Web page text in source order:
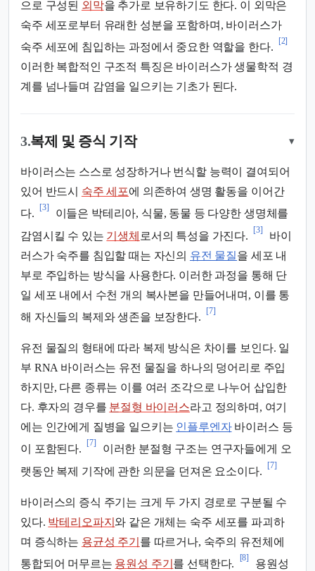
으로 구성된 외막을 추가로 보유하기도 한다. 이 외막은
숙주 세포로부터 유래한 성분을 포함하며, 바이러스가
숙주 세포에 침입하는 과정에서 중요한 역할을 한다.
[2]
이러한 복합적인 구조적 특징은 바이러스가 생물학적 경
계를 넘나들며 감염을 일으키는 기초가 된다.
3.복제 및 증식 기작 ▾
바이러스는 스스로 성장하거나 번식할 능력이 결여되어
있어 반드시 숙주 세포에 의존하여 생명 활동을 이어간
다.
[3]
이들은 박테리아, 식물, 동물 등 다양한 생명체를
감염시킬 수 있는 기생체 로서의 특성을 가진다.
[3]
바이
러스가 숙주를 침입할 때는 자신의 유전 물질을 세포 내
부로 주입하는 방식을 사용한다. 이러한 과정을 통해 단
일 세포 내에서 수천 개의 복사본을 만들어내며, 이를 통
해 자신들의 복제와 생존을 보장한다.
[7]
유전 물질의 형태에 따라 복제 방식은 차이를 보인다. 일
부 RNA 바이러스는 유전 물질을 하나의 덩어리로 주입
하지만, 다른 종류는 이를 여러 조각으로 나누어 삽입한
다. 후자의 경우를 분절형 바이러스라고 정의하며, 여기
에는 인간에게 질병을 일으키는 인플루엔자바이러스 등
이 포함된다.
[7]
이러한 분절형 구조는 연구자들에게 오
랫동안 복제 기작에 관한 의문을 던져온 요소이다.
[7]
바이러스의 증식 주기는 크게 두 가지 경로로 구분될 수
있다. 박테리오파지 와 같은 개체는 숙주 세포를 파괴하
며 증식하는 용균성 주기 를 따르거나, 숙주의 유전체에
통합되어 머무르는 용원성 주기 를 선택한다.
[8]
용원성